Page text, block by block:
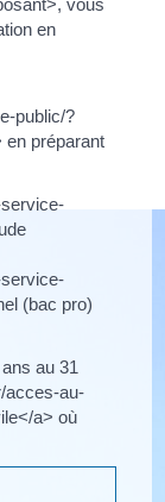
en
public/?
en préparant
(bac pro)
au 31
acces-au-
a> où